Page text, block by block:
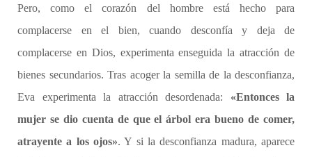
Pero, como el corazón del hombre está hecho para
complacerse en el bien, cuando desconfía y deja de
complacerse en Dios, experimenta enseguida la atracción de
bienes secundarios. Tras acoger la semilla de la desconfianza,
Eva experimenta la atracción desordenada: «Entonces la
mujer se dio cuenta de que el árbol era bueno de comer,
atrayente a los ojos». Y si la desconfianza madura, aparece